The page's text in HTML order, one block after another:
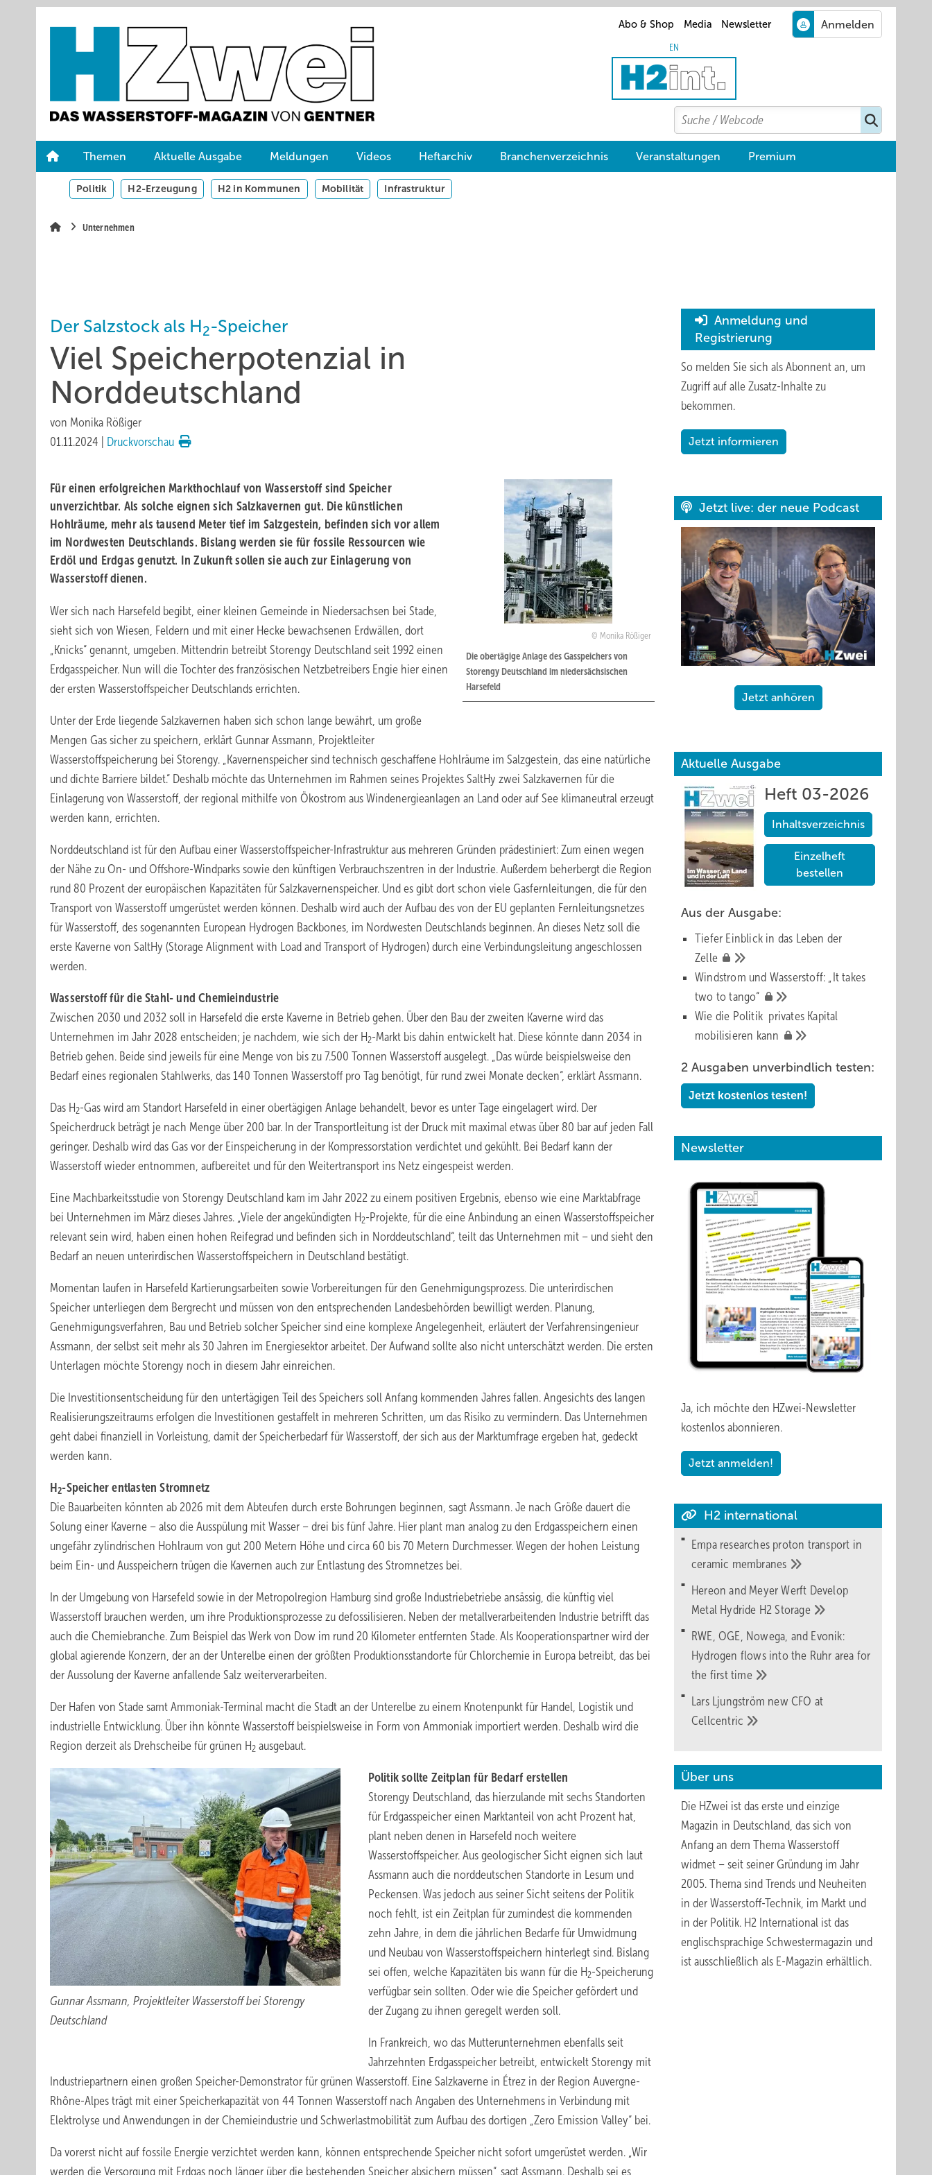
Abo & Shop Media Newsletter
EN
Search
Suchen
Themen Aktuelle Ausgabe Meldungen Videos Heftarchiv Branchenverzeichnis Veranstaltungen Premium
Politik H2-Erzeugung H2 in Kommunen Mobilität Infrastruktur
Unternehmen
Der Salzstock als H 2-Speicher
Viel Speicherpotenzial in
Norddeutschland
von Monika Rößiger
01.11.2024
Druckvorschau
Monika Rößiger
Die obertägige Anlage des Gasspeichers von
Storengy Deutschland im niedersächsischen
Harsefeld
Für einen erfolgreichen Markthochlauf von Wasserstoff sind Speicher
unverzichtbar. Als solche eignen sich Salzkavernen gut. Die künstlichen
Hohlräume, mehr als tausend Meter tief im Salzgestein, befinden sich vor allem
im Nordwesten Deutschlands. Bislang werden sie für fossile Ressourcen wie
Erdöl und Erdgas genutzt. In Zukunft sollen sie auch zur Einlagerung von
Wasserstoff dienen.
Wer sich nach Harsefeld begibt, einer kleinen Gemeinde in Niedersachsen bei Stade,
sieht sich von Wiesen, Feldern und mit einer Hecke bewachsenen Erdwällen, dort
„Knicks“ genannt, umgeben. Mittendrin betreibt Storengy Deutschland seit 1992 einen
Erdgasspeicher. Nun will die Tochter des französischen Netzbetreibers Engie hier einen
der ersten Wasserstoffspeicher Deutschlands errichten.
Unter der Erde liegende Salzkavernen haben sich schon lange bewährt, um große
Mengen Gas sicher zu speichern, erklärt Gunnar Assmann, Projektleiter
Wasserstoffspeicherung bei Storengy. „Kavernenspeicher sind technisch geschaffene Hohlräume im Salzgestein, das eine natürliche
und dichte Barriere bildet.“ Deshalb möchte das Unternehmen im Rahmen seines Projektes SaltHy zwei Salzkavernen für die
Einlagerung von Wasserstoff, der regional mithilfe von Ökostrom aus Windenergieanlagen an Land oder auf See klimaneutral erzeugt
werden kann, errichten.
Norddeutschland ist für den Aufbau einer Wasserstoffspeicher-Infrastruktur aus mehreren Gründen prädestiniert: Zum einen wegen
der Nähe zu On- und Offshore-Windparks sowie den künftigen Verbrauchszentren in der Industrie. Außerdem beherbergt die Region
rund 80 Prozent der europäischen Kapazitäten für Salzkavernenspeicher. Und es gibt dort schon viele Gasfernleitungen, die für den
Transport von Wasserstoff umgerüstet werden können. Deshalb wird auch der Aufbau des von der EU geplanten Fernleitungsnetzes
für Wasserstoff, des sogenannten European Hydrogen Backbones, im Nordwesten Deutschlands beginnen. An dieses Netz soll die
erste Kaverne von SaltHy (Storage Alignment with Load and Transport of Hydrogen) durch eine Verbindungsleitung angeschlossen
werden.
Wasserstoff für die Stahl- und Chemieindustrie
Zwischen 2030 und 2032 soll in Harsefeld die erste Kaverne in Betrieb gehen. Über den Bau der zweiten Kaverne wird das
Unternehmen im Jahr 2028 entscheiden; je nachdem, wie sich der H2-Markt bis dahin entwickelt hat. Diese könnte dann 2034 in
Betrieb gehen. Beide sind jeweils für eine Menge von bis zu 7.500 Tonnen Wasserstoff ausgelegt. „Das würde beispielsweise den
Bedarf eines regionalen Stahlwerks, das 140 Tonnen Wasserstoff pro Tag benötigt, für rund zwei Monate decken“, erklärt Assmann.
Das H2-Gas wird am Standort Harsefeld in einer obertägigen Anlage behandelt, bevor es unter Tage eingelagert wird. Der
Speicherdruck beträgt je nach Menge über 200 bar. In der Transportleitung ist der Druck mit maximal etwas über 80 bar auf jeden Fall
geringer. Deshalb wird das Gas vor der Einspeicherung in der Kompressorstation verdichtet und gekühlt. Bei Bedarf kann der
Wasserstoff wieder entnommen, aufbereitet und für den Weitertransport ins Netz eingespeist werden.
Eine Machbarkeitsstudie von Storengy Deutschland kam im Jahr 2022 zu einem positiven Ergebnis, ebenso wie eine Marktabfrage
bei Unternehmen im März dieses Jahres. „Viele der angekündigten H2-Projekte, für die eine Anbindung an einen Wasserstoffspeicher
relevant sein wird, haben einen hohen Reifegrad und befinden sich in Norddeutschland“, teilt das Unternehmen mit – und sieht den
Bedarf an neuen unterirdischen Wasserstoffspeichern in Deutschland bestätigt.
Momentan laufen in Harsefeld Kartierungsarbeiten sowie Vorbereitungen für den Genehmigungsprozess. Die unterirdischen
Speicher unterliegen dem Bergrecht und müssen von den entsprechenden Landesbehörden bewilligt werden. Planung,
Genehmigungsverfahren, Bau und Betrieb solcher Speicher sind eine komplexe Angelegenheit, erläutert der Verfahrensingenieur
Assmann, der selbst seit mehr als 30 Jahren im Energiesektor arbeitet. Der Aufwand sollte also nicht unterschätzt werden. Die ersten
Unterlagen möchte Storengy noch in diesem Jahr einreichen.
Die Investitionsentscheidung für den untertägigen Teil des Speichers soll Anfang kommenden Jahres fallen. Angesichts des langen
Realisierungszeitraums erfolgen die Investitionen gestaffelt in mehreren Schritten, um das Risiko zu vermindern. Das Unternehmen
geht dabei finanziell in Vorleistung, damit der Speicherbedarf für Wasserstoff, der sich aus der Marktumfrage ergeben hat, gedeckt
werden kann.
H2-Speicher entlasten Stromnetz
Die Bauarbeiten könnten ab 2026 mit dem Abteufen durch erste Bohrungen beginnen, sagt Assmann. Je nach Größe dauert die
Solung einer Kaverne – also die Ausspülung mit Wasser – drei bis fünf Jahre. Hier plant man analog zu den Erdgasspeichern einen
ungefähr zylindrischen Hohlraum von gut 200 Metern Höhe und circa 60 bis 70 Metern Durchmesser. Wegen der hohen Leistung
beim Ein- und Ausspeichern trügen die Kavernen auch zur Entlastung des Stromnetzes bei.
In der Umgebung von Harsefeld sowie in der Metropolregion Hamburg sind große Industriebetriebe ansässig, die künftig viel
Wasserstoff brauchen werden, um ihre Produktionsprozesse zu defossilisieren. Neben der metallverarbeitenden Industrie betrifft das
auch die Chemiebranche. Zum Beispiel das Werk von Dow im rund 20 Kilometer entfernten Stade. Als Kooperationspartner wird der
global agierende Konzern, der an der Unterelbe einen der größten Produktionsstandorte für Chlorchemie in Europa betreibt, das bei
der Aussolung der Kaverne anfallende Salz weiterverarbeiten.
Der Hafen von Stade samt Ammoniak-Terminal macht die Stadt an der Unterelbe zu einem Knotenpunkt für Handel, Logistik und
industrielle Entwicklung. Über ihn könnte Wasserstoff beispielsweise in Form von Ammoniak importiert werden. Deshalb wird die
Region derzeit als Drehscheibe für grünen H2 ausgebaut.
Gunnar Assmann, Projektleiter Wasserstoff bei Storengy
Deutschland
Politik sollte Zeitplan für Bedarf erstellen
Storengy Deutschland, das hierzulande mit sechs Standorten
für Erdgasspeicher einen Marktanteil von acht Prozent hat,
plant neben denen in Harsefeld noch weitere
Wasserstoffspeicher. Aus geologischer Sicht eignen sich laut
Assmann auch die norddeutschen Standorte in Lesum und
Peckensen. Was jedoch aus seiner Sicht seitens der Politik
noch fehlt, ist ein Zeitplan für zumindest die kommenden
zehn Jahre, in dem die jährlichen Bedarfe für Umwidmung
und Neubau von Wasserstoffspeichern hinterlegt sind. Bislang
sei offen, welche Kapazitäten bis wann für die H2-Speicherung
verfügbar sein sollten. Oder wie die Speicher gefördert und
der Zugang zu ihnen geregelt werden soll.
In Frankreich, wo das Mutterunternehmen ebenfalls seit
Jahrzehnten Erdgasspeicher betreibt, entwickelt Storengy mit
Industriepartnern einen großen Speicher-Demonstrator für grünen Wasserstoff. Eine Salzkaverne in Étrez in der Region Auvergne-
Rhône-Alpes trägt mit einer Speicherkapazität von 44 Tonnen Wasserstoff nach Angaben des Unternehmens in Verbindung mit
Elektrolyse und Anwendungen in der Chemieindustrie und Schwerlastmobilität zum Aufbau des dortigen „Zero Emission Valley“ bei.
Da vorerst nicht auf fossile Energie verzichtet werden kann, können entsprechende Speicher nicht sofort umgerüstet werden. „Wir
werden die Versorgung mit Erdgas noch länger über die bestehenden Speicher absichern müssen“, sagt Assmann. Deshalb sei es
Anmeldung und
Registrierung
So melden Sie sich als Abonnent an, um
Zugriff auf alle Zusatz-Inhalte zu
bekommen.
Jetzt informieren
Jetzt live: der neue Podcast
Jetzt anhören
Aktuelle Ausgabe
Heft 03-2026
Inhaltsverzeichnis
Einzelheft
bestellen
Aus der Ausgabe:
Tiefer Einblick in das Leben der
Zelle
Windstrom und Wasserstoff: „It takes
two totango“
Wie die Politik privates Kapital
mobilisieren kann
2 Ausgaben unverbindlich testen:
Jetzt kostenlos testen!
Newsletter
Ja, ich möchte den HZwei-Newsletter
kostenlos abonnieren.
Jetzt anmelden!
H2 international
Empa researches proton transport in
ceramic membranes
Hereon and Meyer Werft Develop
Metal Hydride H2Storage
RWE, OGE, Nowega, and Evonik:
Hydrogen flows into the Ruhr area for
the firsttime
Lars Ljungström new CFO at
Cellcentric
Über uns
Die HZwei ist das erste und einzige
Magazin in Deutschland, das sich von
Anfang an dem Thema Wasserstoff
widmet – seit seiner Gründung im Jahr
2005. Thema sind Trends und Neuheiten
in der Wasserstoff-Technik, im Markt und
in der Politik. H2 International ist das
englischsprachige Schwestermagazin und
ist ausschließlich als E-Magazin erhältlich.